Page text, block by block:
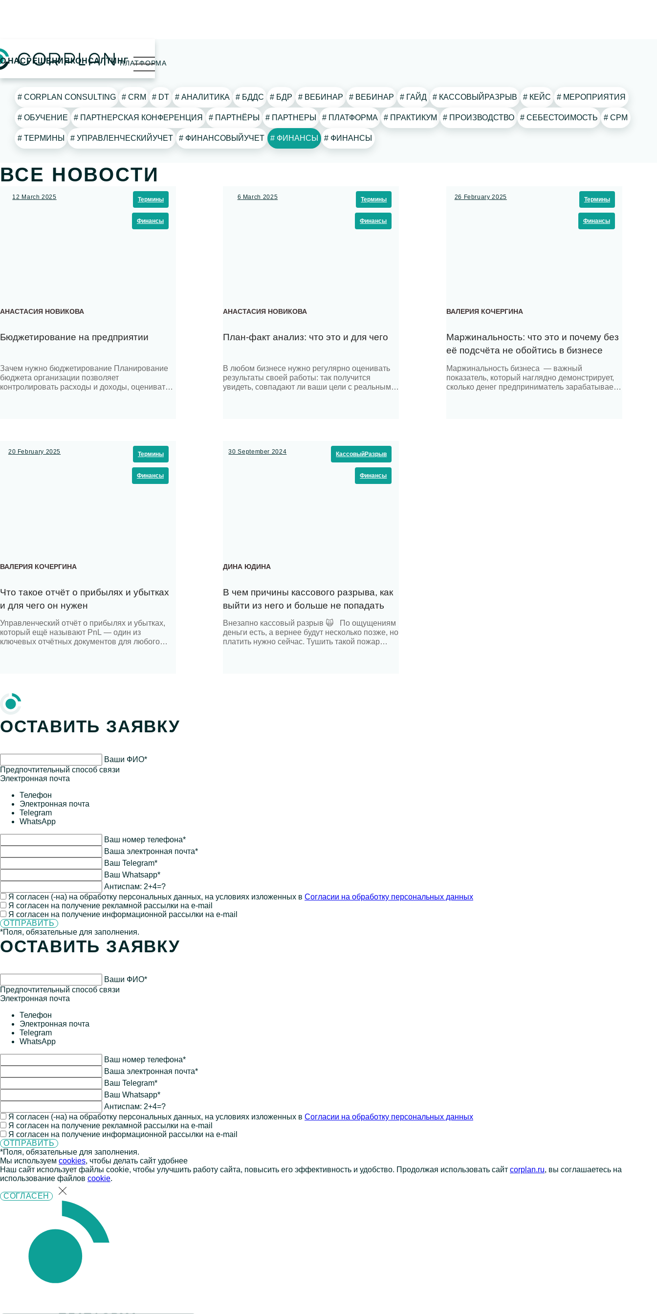
ПЛАТФОРМА
О НАС РЕШЕНИЯКОНСАЛТИНГ
меню
ПОИСК ПО ТЕГУ
# CORPLAN CONSULTING # CRM # DT # АНАЛИТИКА # БДДС # БДР # ВЕБИНАР # ВЕБИНАР # ГАЙД # КАССОВЫЙРАЗРЫВ # КЕЙС # МЕРОПРИЯТИЯ
# ОБУЧЕНИЕ # ПАРТНЕРСКАЯ КОНФЕРЕНЦИЯ # ПАРТНЁРЫ # ПАРТНЕРЫ # ПЛАТФОРМА # ПРАКТИКУМ # ПРОИЗВОДСТВО # СЕБЕСТОИМОСТЬ # СРМ
# ТЕРМИНЫ # УПРАВЛЕНЧЕСКИЙУЧЕТ # ФИНАНСОВЫЙУЧЕТ # ФИНАНСЫ # ФИНАНСЫ
ВСЕ НОВОСТИ
12 March 2025 Термины
Финансы
АНАСТАСИЯ НОВИКОВА
Бюджетирование на предприятии
Зачем нужно бюджетирование Планирование
бюджета организации позволяет
контролировать расходы и доходы, оценивать
— проблемы с финансами. Правильное
6 March 2025 Термины
Финансы
АНАСТАСИЯ НОВИКОВА
План-факт анализ: что это и для чего
В любом бизнесе нужно регулярно оценивать
результаты своей работы: так получится
увидеть, совпадают ли ваши цели с реальными
анализируют не […]
26 February 2025 Термины
Финансы
ВАЛЕРИЯ КОЧЕРГИНА
Маржинальность: что это и почему без
её подсчёта не обойтись в бизнесе
Маржинальность бизнеса — важный
показатель, который наглядно демонстрирует,
сколько денег предприниматель зарабатывает
20 February 2025 Термины
Финансы
ВАЛЕРИЯ КОЧЕРГИНА
Что такое отчёт о прибылях и убытках
и для чего он нужен
Управленческий отчёт о прибылях и убытках,
который ещё называют PnL — один из
ключевых отчётных документов для любого
расскажем, какие показатели содержит полный
отчёт о прибылях и убытках и как […]
30 September 2024 КассовыйРазрыв
Финансы
ДИНА ЮДИНА
В чем причины кассового разрыва, как
выйти из него и больше не попадать
Внезапно кассовый разрыв 🙀 По ощущениям
деньги есть, а вернее будут несколько позже, но
платить нужно сейчас. Тушить такой пожар
ОСТАВИТЬ ЗАЯВКУ
Ваши ФИО*
Предпочтительный способ связи
Электронная почта
Телефон
Электронная почта
Telegram
WhatsApp
Ваш номер телефона*
Ваша электронная почта*
Ваш Telegram*
Ваш Whatsapp*
Антиспам: 2+4=?
Я согласен (-на) на обработку персональных данных, на условиях изложенных в Согласии на обработку персональных данных
Я согласен на получение рекламной рассылки на e-mail
Я согласен на получение информационной рассылки на e-mail
*Поля, обязательные для заполнения.
ОСТАВИТЬ ЗАЯВКУ
Ваши ФИО*
Предпочтительный способ связи
Электронная почта
Телефон
Электронная почта
Telegram
WhatsApp
Ваш номер телефона*
Ваша электронная почта*
Ваш Telegram*
Ваш Whatsapp*
Антиспам: 2+4=?
Я согласен (-на) на обработку персональных данных, на условиях изложенных в Согласии на обработку персональных данных
Я согласен на получение рекламной рассылки на e-mail
Я согласен на получение информационной рассылки на e-mail
*Поля, обязательные для заполнения.
Мы используем cookies, чтобы делать сайт удобнее
Наш сайт использует файлы cookie, чтобы улучшить работу сайта, повысить его эффективность и удобство. Продолжая использовать сайт corplan.ru, вы соглашаетесь на
использование файлов cookie.
СОГЛАСЕН